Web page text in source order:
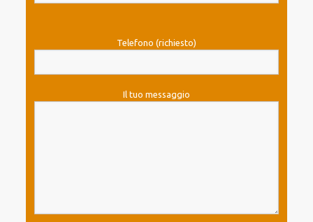
Telefono (richiesto)
Il tuo messaggio